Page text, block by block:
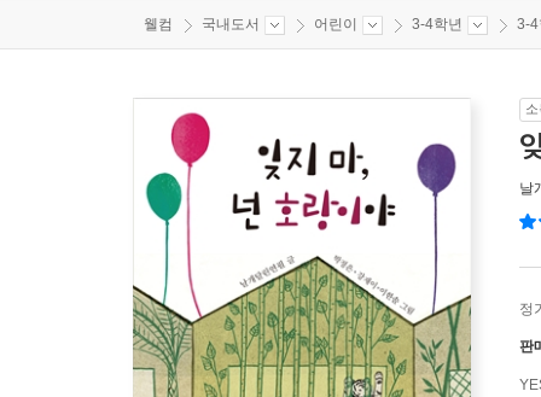
웰컴 국내도서 어린이 3-4학년 3-4
날
정
판